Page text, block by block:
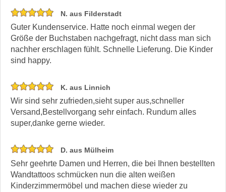
N. aus Filderstadt
Guter Kundenservice. Hatte noch einmal wegen der
Größe der Buchstaben nachgefragt, nicht dass man sich
nachher erschlagen fühlt. Schnelle Lieferung. Die Kinder
sind happy.
K. aus Linnich
Wir sind sehr zufrieden,sieht super aus,schneller
Versand,Bestellvorgang sehr einfach. Rundum alles
super,danke gerne wieder.
D. aus Mülheim
Sehr geehrte Damen und Herren, die bei Ihnen bestellten
Wandtattoos schmücken nun die alten weißen
Kinderzimmermöbel und machen diese wieder zu